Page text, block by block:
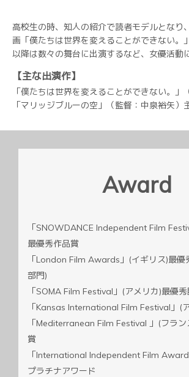
高校生の時、知人の紹介で読者モデルとなり
画「僕たちは世界を変えることができない。
以降は数々の舞台に出演するなど、女優活動
【主な出演作】
「僕たちは世界を変えることができない。」
「マリッジブルーの空」（監督：中泉裕矢）
Award
「SNOWDANCE Independent Film
最優秀作品賞
「London Film Awards」(イギリス)最優
部門)
「SOMA Film Festival」(アメリカ)最優
「Kansas International Film Festival」(
「Mediterranean Film Festival 」(フラン
賞
「International Independent Film
プラチナアワード